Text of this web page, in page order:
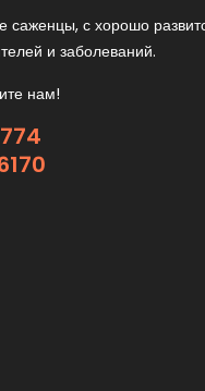
саженцы, с хорошо
и заболеваний.
нам!